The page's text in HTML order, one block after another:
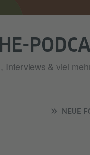
Interviews & viel
NEUE